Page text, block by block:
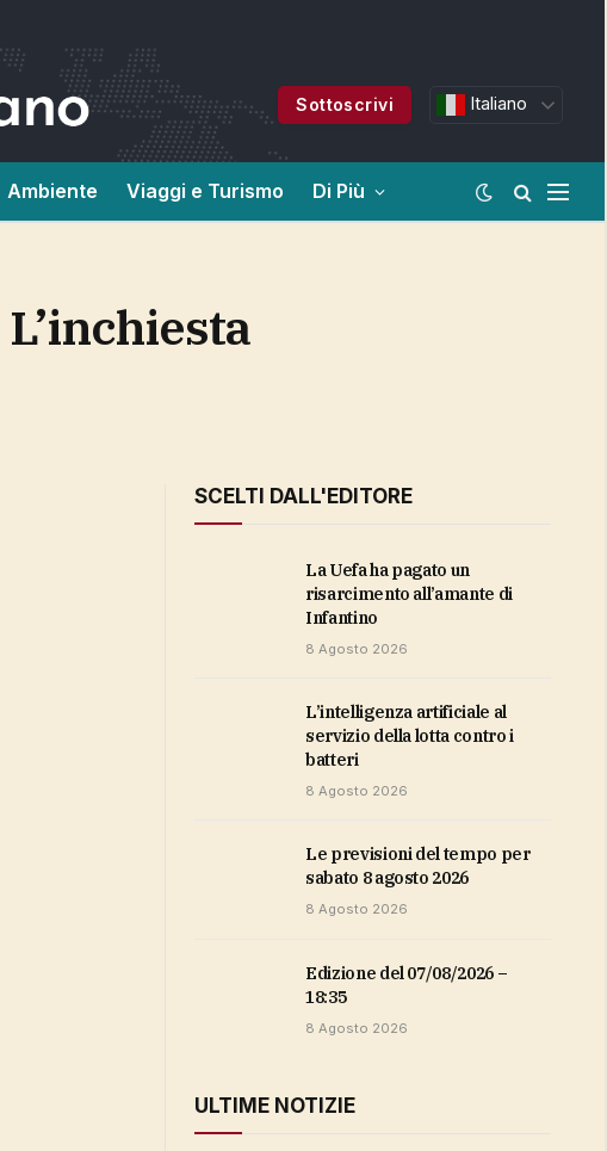
Sottoscrivi Italiano
Ambiente Viaggi e Turismo Di Più
SCELTI DALL'EDITORE
la Uefa ha pagato un
risarcimento all’amante di
Infantino
8 Agosto 2026
L’intelligenza artificiale al
servizio della lotta contro i
batteri
8 Agosto 2026
Le previsioni del tempo per
sabato 8 agosto 2026
8 Agosto 2026
Edizione del 07/08/2026 –
18:35
8 Agosto 2026
ULTIME NOTIZIE